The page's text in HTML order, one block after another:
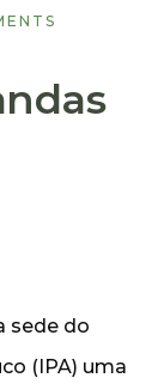
sede do
(IPA) uma